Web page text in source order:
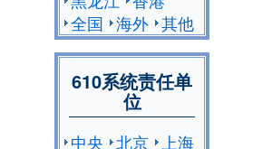
全国 海外 其他
610系统责任单
位
中央 北京
上海